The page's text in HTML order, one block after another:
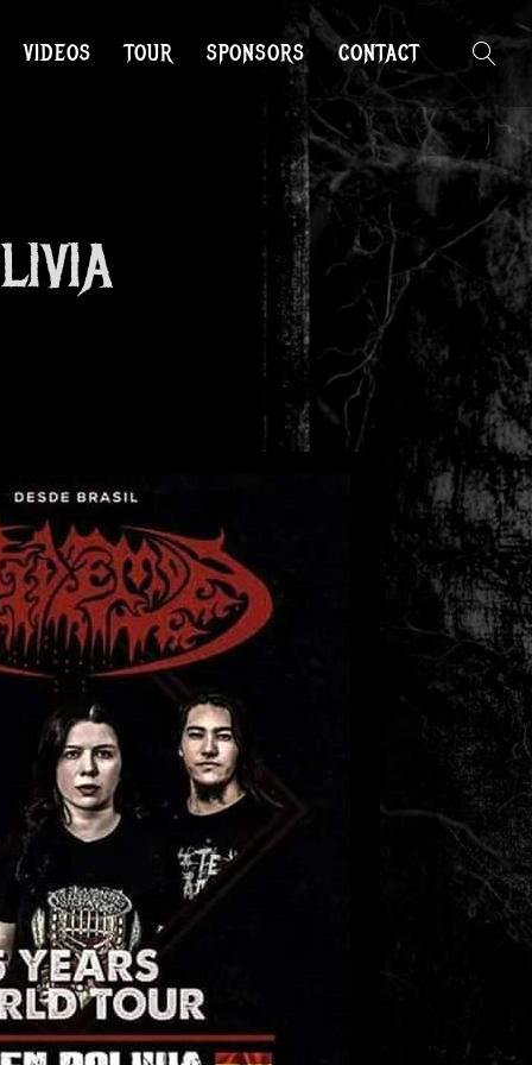
VIDEOS TOUR SPONSORS CONTACT